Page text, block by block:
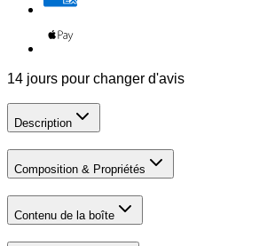
14 jours pour changer d'avis
Description
Composition & Propriétés
Contenu de la boîte